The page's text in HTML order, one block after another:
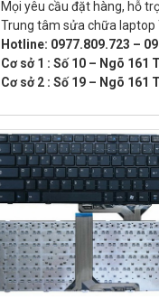
Mọi yêu cầu đặt hàng, hỗ
Trung tâm sửa chữa laptop
Hotline: 0977.809.723 –
Cơ sở 1 : Số 10 – Ngõ 161
Cơ sở 2 : Số 19 – Ngõ 161